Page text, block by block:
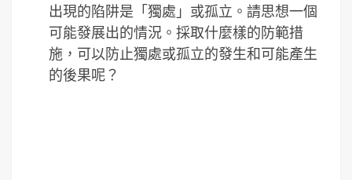
出現的陷阱是「獨處」或孤立。請思想一個
可能發展出的情況。採取什麼樣的防範措
施，可以防止獨處或孤立的發生和可能產生
的後果呢？